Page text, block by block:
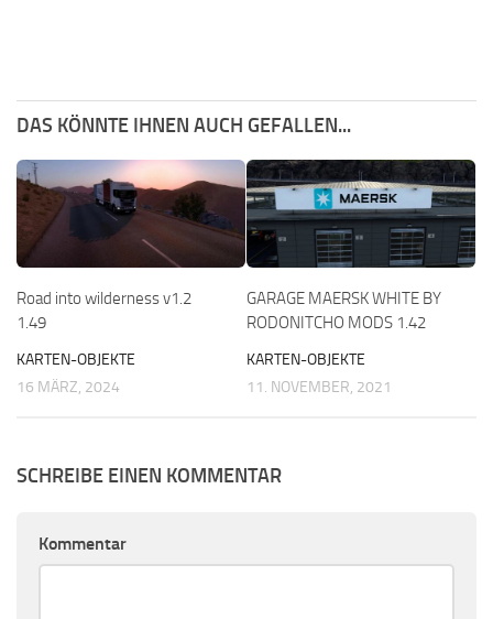
DAS KÖNNTE IHNEN AUCH GEFALLEN...
Road into wilderness v1.2
1.49
KARTEN-OBJEKTE
16 MÄRZ, 2024
GARAGE MAERSK WHITE BY
RODONITCHO MODS 1.42
KARTEN-OBJEKTE
11. NOVEMBER, 2021
SCHREIBE EINEN KOMMENTAR
Kommentar